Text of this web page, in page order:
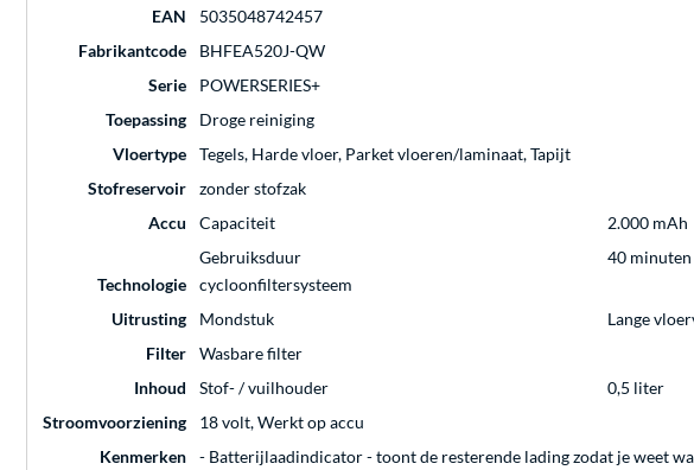
EAN
5035048742457
Fabrikantcode
BHFEA520J-QW
Serie
POWERSERIES+
Toepassing
Droge reiniging
Vloertype
Tegels, Harde vloer, Parket vloeren/laminaat, Tapijt
Stofreservoir
zonder stofzak
Accu
Capaciteit
2.000 mAh
Gebruiksduur
40 minuten
Technologie
cycloonfiltersysteem
Uitrusting
Mondstuk
Lange
Filter
Wasbare filter
Inhoud
Stof- / vuilhouder
0,5 liter
Stroomvoorziening
18 volt, Werkt op accu
Kenmerken
- Batterijlaadindicator - toont de resterende lading zodat je weet